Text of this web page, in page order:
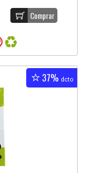
Comprar
37% dcto